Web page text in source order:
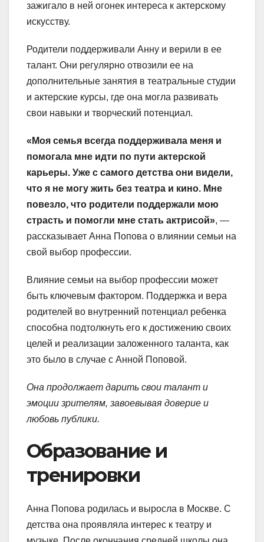
зажигало в ней огонек интереса к актерскому
искусству.
Родители поддерживали Анну и верили в ее
талант. Они регулярно отвозили ее на
дополнительные занятия в театральные студии
и актерские курсы, где она могла развивать
свои навыки и творческий потенциал.
«Моя семья всегда поддерживала меня и
помогала мне идти по пути актерской
карьеры. Уже с самого детства они видели,
что я не могу жить без театра и кино. Мне
повезло, что родители поддержали мою
страсть и помогли мне стать актрисой», —
рассказывает Анна Попова о влиянии семьи на
свой выбор профессии.
Влияние семьи на выбор профессии может
быть ключевым фактором. Поддержка и вера
родителей во внутренний потенциал ребенка
способна подтолкнуть его к достижению своих
целей и реализации заложенного таланта, как
это было в случае с Анной Поповой.
Она продолжает дарить свои талант и
эмоции зрителям, завоевывая доверие и
любовь публики.
Образование и
тренировки
Анна Попова родилась и выросла в Москве. С
детства она проявляла интерес к театру и